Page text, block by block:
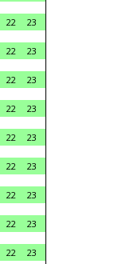
22
23
22
23
22
23
22
23
22
23
22
23
22
23
22
23
22
23